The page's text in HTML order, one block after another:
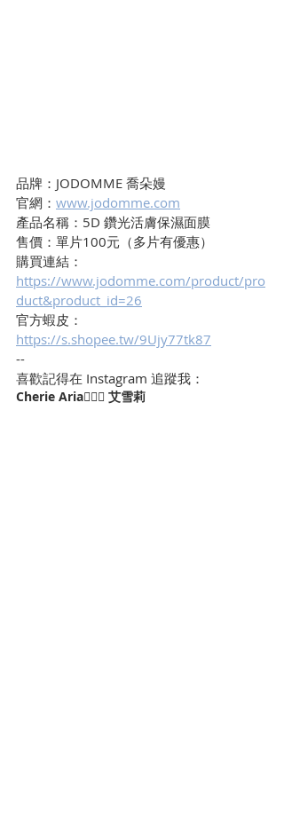
品牌：JODOMME 喬朵嫚
官網： www.jodomme.com
產品名稱：5D 鑽光活膚保濕面膜
售價：單片100元（多片有優惠）
購買連結：
https://www.jodomme.com/product/pro
duct&product_id=26
官方蝦皮：
https://s.shopee.tw/9Ujy77tk87
--
喜歡記得在 Instagram 追蹤我：
Cherie Aria🧜🏻‍♀️ 艾雪莉